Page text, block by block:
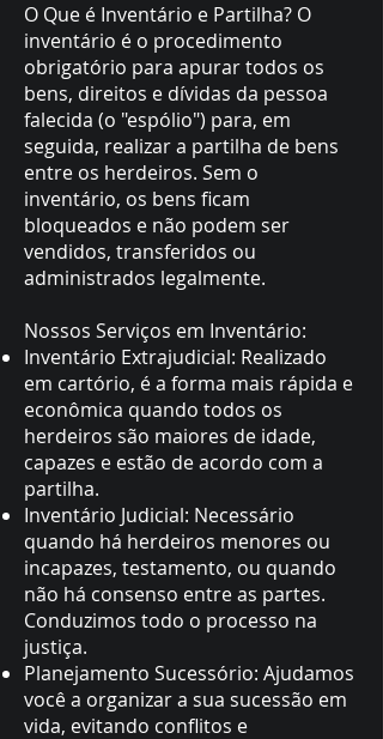
O Que é Inventário e Partilha? O
inventário é o procedimento
obrigatório para apurar todos os
bens, direitos e dívidas da pessoa
falecida (o "espólio") para, em
seguida, realizar a partilha de bens
entre os herdeiros. Sem o
inventário, os bens ficam
bloqueados e não podem ser
vendidos, transferidos ou
administrados legalmente.
Nossos Serviços em Inventário:
Inventário Extrajudicial: Realizado
em cartório, é a forma mais rápida e
econômica quando todos os
herdeiros são maiores de idade,
capazes e estão de acordo com a
partilha.
Inventário Judicial: Necessário
quando há herdeiros menores ou
incapazes, testamento, ou quando
não há consenso entre as partes.
Conduzimos todo o processo na
justiça.
Planejamento Sucessório: Ajudamos
você a organizar a sua sucessão em
vida, evitando conflitos e